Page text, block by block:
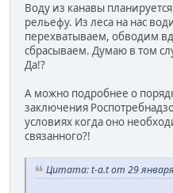
Воду из канавы
рельефу. Из леса на нас
перехватываем, обводим
сбрасываем. Думаю в том
Да!?
А можно подробнее о
заключения
условиях когда оно
связанного?!
Цитата: t-a.t от 29